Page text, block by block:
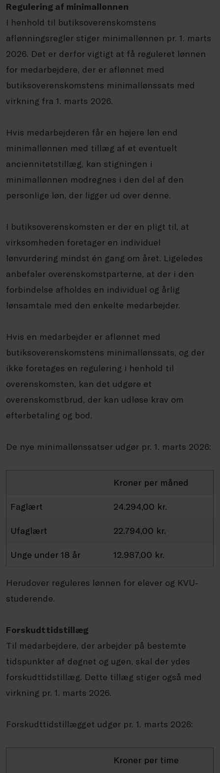
Regulering af minimallønnen
I henhold til butiksoverenskomstens
aflønningsregler stiger minimallønnen pr. 1. marts
2026. Det er derfor vigtigt at få reguleret lønnen
for medarbejdere, der er aflønnet med
butiksoverenskomstens minimallønssats med
virkning fra 1. marts 2026.
Hvis medarbejderen får en højere løn end
minimallønnen med tillæg af et eventuelt
anciennitetstillæg, kan stigningen i
minimallønnen modregnes i den del af den
personlige løn, der ligger ud over denne.
I butiksoverenskomsten er der en pligt til, at
virksomheden foretager en individuel
lønvurdering mindst én gang om året. Ligeledes
anbefaler overenskomstparterne, at der i den
forbindelse afholdes en individuel og årlig
lønsamtale med den enkelte medarbejder.
Hvis en medarbejder er aflønnet med
butiksoverenskomstens minimallønssats, og der
ikke foretages en regulering i henhold til
overenskomsten, kan det udgøre et
overenskomstbrud, der kan udløse krav om
efterbetaling og bod.
De nye minimallønssatser udgør pr. 1. marts 2026:
Kroner per måned
Faglært 24.294,00 kr.
Ufaglært 22.794,00 kr.
Unge under 18 år 12.987,00 kr.
Herudover reguleres lønnen for elever og KVU-
studerende.
Forskudttidstillæg
Til medarbejdere, der arbejder på bestemte
tidspunkter af døgnet og ugen, skal der ydes
forskudttidstillæg. Dette tillæg stiger også med
virkning pr. 1. marts 2026.
Forskudttidstillægget udgør pr. 1. marts 2026:
Kroner per time